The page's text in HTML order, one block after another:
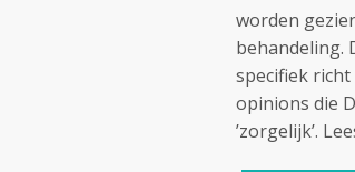
worden
behandeling.
specifiek
opinions die
’zorgelijk’.